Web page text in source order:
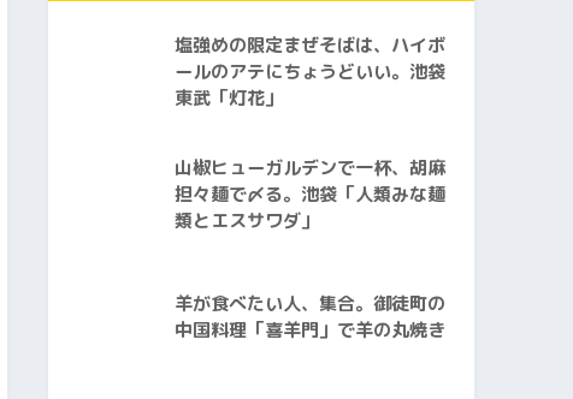
塩強めの限定まぜそばは、ハイボ
ールのアテにちょうどいい。池袋
東武「灯花」
山椒ヒューガルデンで一杯、胡麻
担々麺で〆る。池袋「人類みな麺
類とエスサワダ」
羊が食べたい人、集合。御徒町の
中国料理「喜羊門」で羊の丸焼き